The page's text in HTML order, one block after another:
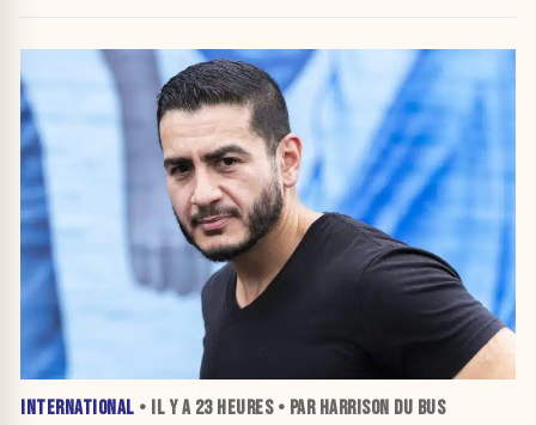
INTERNATIONAL • IL Y A 23 HEURES• PAR HARRISON DU BUS